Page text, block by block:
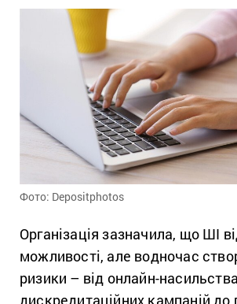
Фото: Depositphotos
Організація зазначила, що ШІ
можливості, але водночас
ризики – від онлайн-
дискредитаційних кампаній